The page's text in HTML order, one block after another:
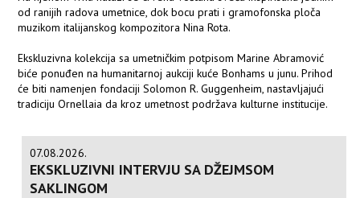
od ranijih radova umetnice, dok bocu prati i gramofonska ploča
muzikom italijanskog kompozitora Nina Rota.
Ekskluzivna kolekcija sa umetničkim potpisom Marine Abramović
biće ponuđen na humanitarnoj aukciji kuće Bonhams u junu. Prihod
će biti namenjen fondaciji Solomon R. Guggenheim, nastavljajući
tradiciju Ornellaia da kroz umetnost podržava kulturne institucije.
07.08.2026.
EKSKLUZIVNI INTERVJU SA DŽEJMSOM
SAKLINGOM